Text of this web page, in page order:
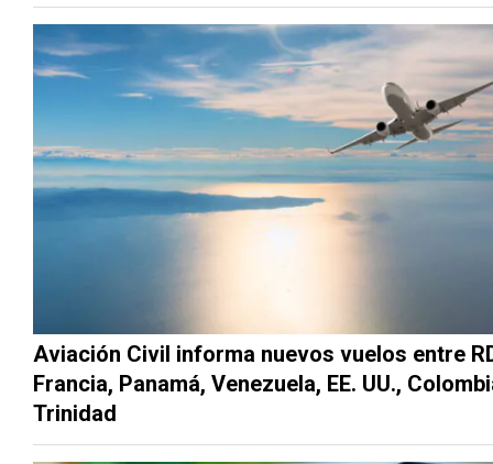
Aviación Civil informa nuevos vuelos entre
Francia, Panamá, Venezuela, EE. UU.,
Trinidad